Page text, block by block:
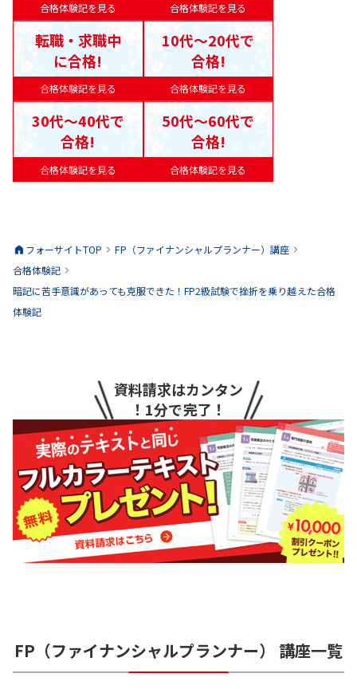
合格体験記を見る 合格体験記を見る
合格体験記を見る
転職・求職中
に合格!
合格体験記を見る
10代〜20代で
合格!
合格体験記を見る
30代〜40代で
合格!
合格体験記を見る
50代〜60代で
合格!
フォーサイトTOP FP（ファイナンシャルプランナー）講座
合格体験記
暗記に苦手意識があっても克服できた！FP2級試験で挫折を乗り越えた合格
体験記
資料請求はカンタン
！1分で完了！
FP（ファイナンシャルプランナー） 講座一覧